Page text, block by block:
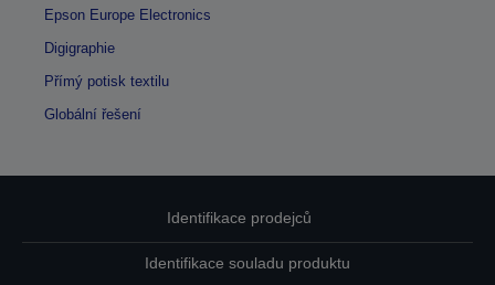
Epson Europe Electronics
Digigraphie
Přímý potisk textilu
Globální řešení
Identifikace prodejců
Identifikace souladu produktu